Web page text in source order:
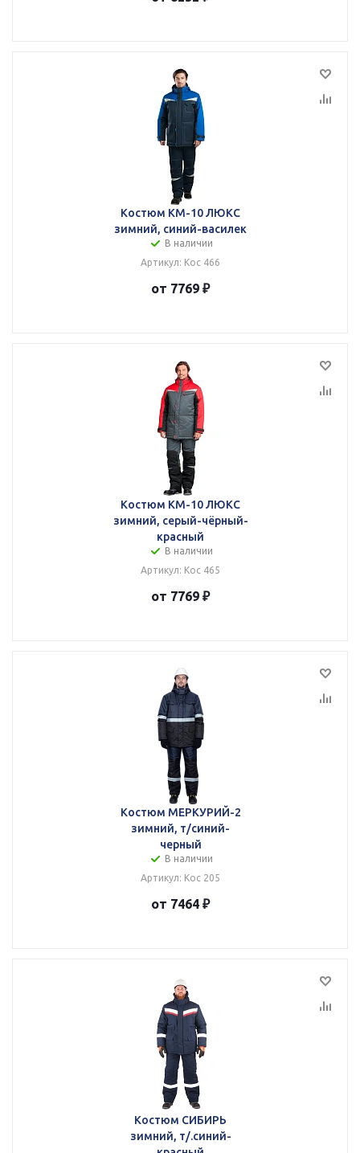
Костюм КМ-10 ЛЮКС
зимний, синий-василек
В наличии
Артикул: Кос 466
от 7769 ₽
Костюм КМ-10 ЛЮКС
зимний, серый-чёрный-
красный
В наличии
Артикул: Кос 465
от 7769 ₽
Костюм МЕРКУРИЙ-2
зимний, т/синий-
черный
В наличии
Артикул: Кос 205
от 7464 ₽
Костюм СИБИРЬ
зимний, т/.синий-